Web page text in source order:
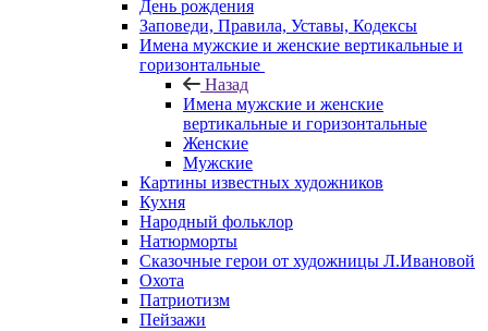
День рождения
Заповеди, Правила, Уставы, Кодексы
Имена мужские и женские вертикальные и
горизонтальные
Назад
Имена мужские и женские
вертикальные и горизонтальные
Женские
Мужские
Картины известных художников
Кухня
Народный фольклор
Натюрморты
Сказочные герои от художницы Л.Ивановой
Охота
Патриотизм
Пейзажи